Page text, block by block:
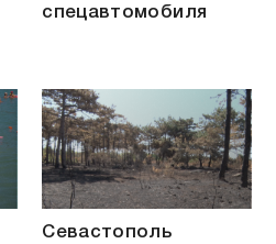
спецавтомобиля
Севастополь